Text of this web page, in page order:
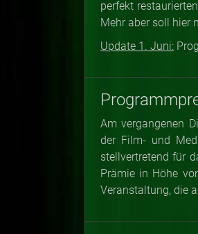
perfekt
Mehr aber soll hier
Update 1. Juni:
Am vergangenen
der Film- und
stellvertretend für
Prämie in Höhe
Veranstaltung, die